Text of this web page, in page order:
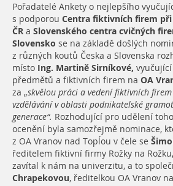
Pořadatelé Ankety o nejlepšího
s podporou Centra fiktivních firem při
ČR a Slovenského centra cvičných
Slovensko se na základě došlých
z různých koutů Česka a Slovenska
místo Ing. Martině Sirníkové,
předmětů a fiktivních firem na OA
za „skvělou práci a vedení fiktivních
vzdělávání v oblasti podnikatelské
generace“. Rozhodující pro udělení
ocenění byla samozřejmě nominace,
z OA Vranov nad Topĺou v čele se
ředitelem fiktivní firmy Rožky na
zavítal k nám na univerzitu, a to
Chrapekovou, ředitelkou OA Vranov